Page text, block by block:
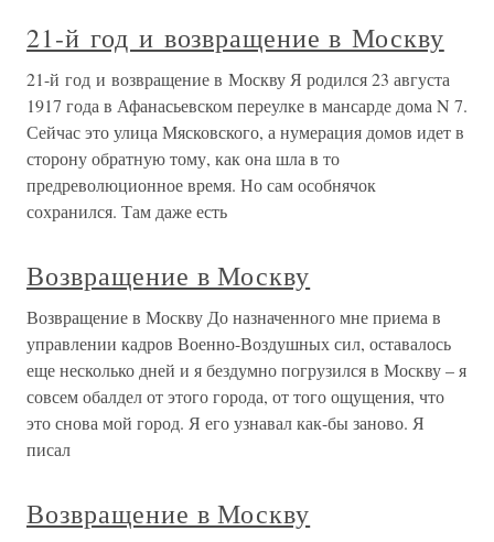
21-й год и возвращение в Москву
21-й год и возвращение в Москву Я родился 23 августа
1917 года в Афанасьевском переулке в мансарде дома N 7.
Сейчас это улица Мясковского, а нумерация домов идет в
сторону обратную тому, как она шла в то
предреволюционное время. Но сам особнячок
сохранился. Там даже есть
Возвращение в Москву
Возвращение в Москву До назначенного мне приема в
управлении кадров Военно-Воздушных сил, оставалось
еще несколько дней и я бездумно погрузился в Москву – я
совсем обалдел от этого города, от того ощущения, что
это снова мой город. Я его узнавал как-бы заново. Я
писал
Возвращение в Москву